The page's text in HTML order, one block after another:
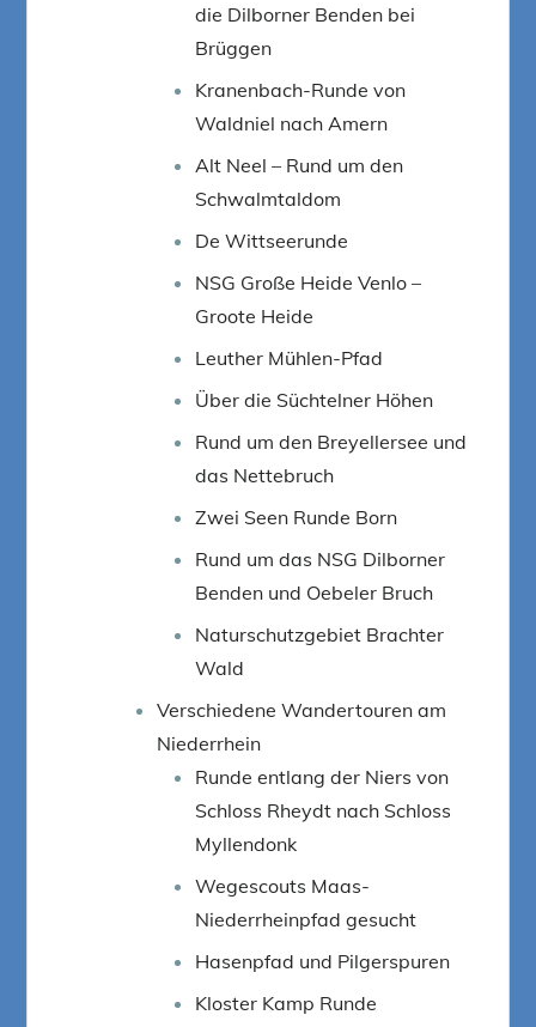
die Dilborner Benden bei
Brüggen
Kranenbach-Runde von
Waldniel nach Amern
Alt Neel – Rund um den
Schwalmtaldom
De Wittseerunde
NSG Große Heide Venlo –
Groote Heide
Leuther Mühlen-Pfad
Über die Süchtelner Höhen
Rund um den Breyellersee und
das Nettebruch
Zwei Seen Runde Born
Rund um das NSG Dilborner
Benden und Oebeler Bruch
Naturschutzgebiet Brachter
Wald
Verschiedene Wandertouren am
Niederrhein
Runde entlang der Niers von
Schloss Rheydt nach Schloss
Myllendonk
Wegescouts Maas-
Niederrheinpfad gesucht
Hasenpfad und Pilgerspuren
Kloster Kamp Runde